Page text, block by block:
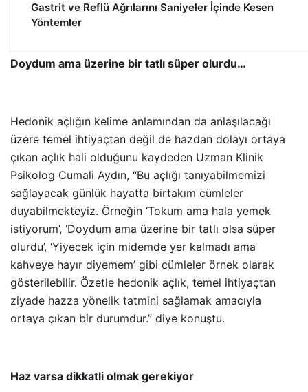
Gastrit ve Reflü Ağrılarını Saniyeler İçinde Kesen
Yöntemler
Doydum ama üzerine bir tatlı süper olurdu…
Hedonik açlığın kelime anlamından da anlaşılacağı
üzere temel ihtiyaçtan değil de hazdan dolayı ortaya
çıkan açlık hali olduğunu kaydeden Uzman Klinik
Psikolog Cumali Aydın, “Bu açlığı tanıyabilmemizi
sağlayacak günlük hayatta birtakım cümleler
duyabilmekteyiz. Örneğin ‘Tokum ama hala yemek
istiyorum’, ‘Doydum ama üzerine bir tatlı olsa süper
olurdu’, ‘Yiyecek için midemde yer kalmadı ama
kahveye hayır diyemem’ gibi cümleler örnek olarak
gösterilebilir. Özetle hedonik açlık, temel ihtiyaçtan
ziyade hazza yönelik tatmini sağlamak amacıyla
ortaya çıkan bir durumdur.” diye konuştu.
Haz varsa dikkatli olmak gerekiyor